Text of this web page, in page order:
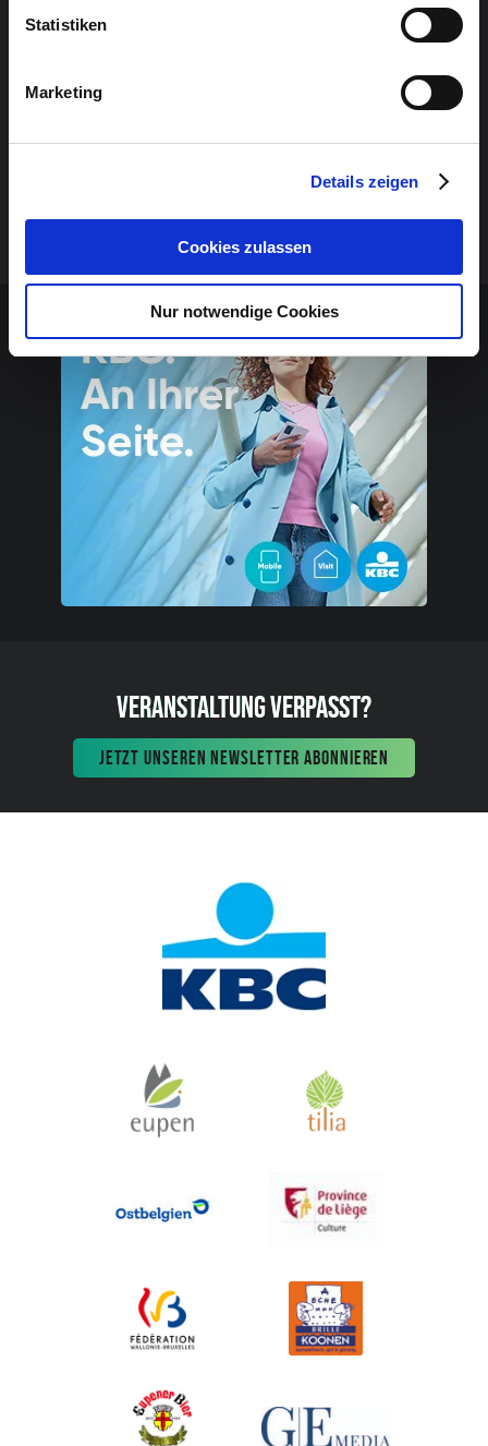
Statistiken
Marketing
Details zeigen
Cookies zulassen
Nur notwendige Cookies
Projektmanagement (Planung, Durchführung
und Nachbetrachtung einer Veranstaltung)
Buchhaltung
Sponsoren-Inhalt
VERANSTALTUNG VERPASST?
JETZT UNSEREN NEWSLETTER ABONNIEREN